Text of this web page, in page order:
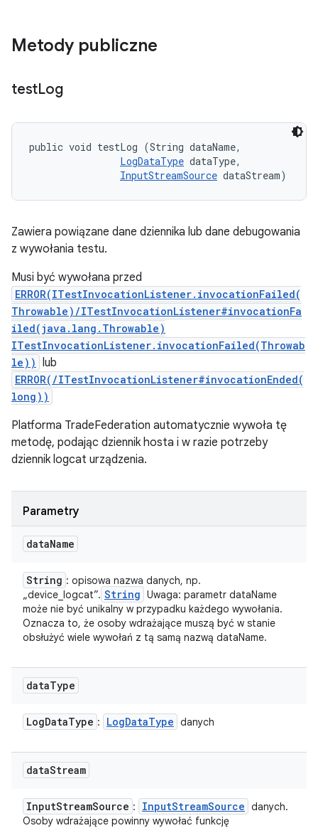
Metody publiczne
testLog
public void testLog (String dataName,
LogDataType dataType,
InputStreamSource dataStream)
Zawiera powiązane dane dziennika lub dane debugowania
z wywołania testu.
Musi być wywołana przed
ERROR(ITestInvocationListener.invocationFailed(
Throwable)/ITestInvocationListener#invocationFa
iled(java.lang.Throwable)
ITestInvocationListener.invocationFailed(Throwab
le)) lub
ERROR(/ITestInvocationListener#invocationEnded(
long))
Platforma TradeFederation automatycznie wywoła tę
metodę, podając dziennik hosta i w razie potrzeby
dziennik logcat urządzenia.
Parametry
dataName
String : opisowa nazwa danych, np.
„device_logcat”. String Uwaga: parametr dataName
może nie być unikalny w przypadku każdego wywołania.
Oznacza to, że osoby wdrażające muszą być w stanie
obsłużyć wiele wywołań z tą samą nazwą dataName.
dataType
LogDataType : LogDataType danych
dataStream
InputStreamSource : InputStreamSource danych.
Osoby wdrażające powinny wywołać funkcję